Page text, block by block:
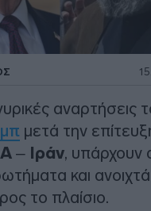
αναρτήσεις
μετά την
– Ιράν, υπάρχουν
και ανοιχτά
το πλαίσιο.